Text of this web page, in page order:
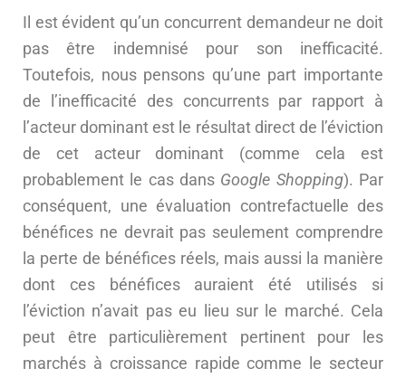
Il est évident qu’un concurrent demandeur ne doit
pas être indemnisé pour son inefficacité.
Toutefois, nous pensons qu’une part importante
de l’inefficacité des concurrents par rapport à
l’acteur dominant est le résultat direct de l’éviction
de cet acteur dominant (comme cela est
probablement le cas dans Google Shopping). Par
conséquent, une évaluation contrefactuelle des
bénéfices ne devrait pas seulement comprendre
la perte de bénéfices réels, mais aussi la manière
dont ces bénéfices auraient été utilisés si
l’éviction n’avait pas eu lieu sur le marché. Cela
peut être particulièrement pertinent pour les
marchés à croissance rapide comme le secteur